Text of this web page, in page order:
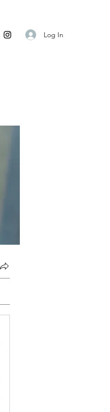
Log In